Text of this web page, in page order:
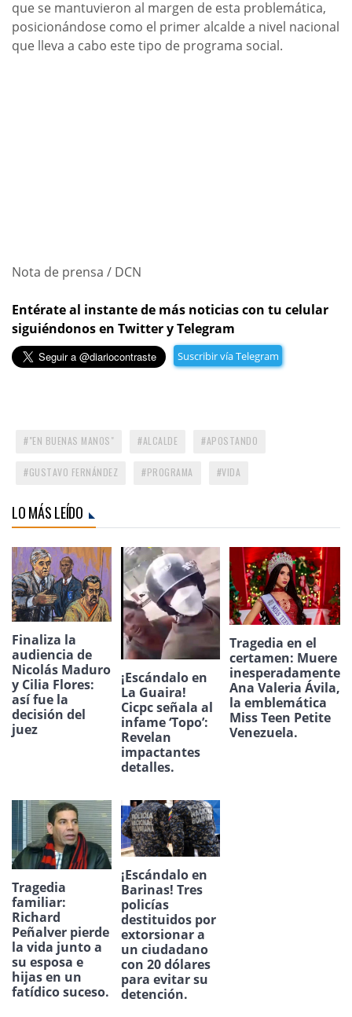
que se mantuvieron al margen de esta problemática,
posicionándose como el primer alcalde a nivel nacional
que lleva a cabo este tipo de programa social.
Nota de prensa / DCN
Entérate al instante de más noticias con tu celular
siguiéndonos en Twitter y Telegram
Suscribir vía Telegram
"EN BUENAS MANOS" ALCALDE APOSTANDO
GUSTAVO FERNÁNDEZ PROGRAMA VIDA
LO MÁS LEÍDO
Finaliza la
audiencia de
Nicolás Maduro
y Cilia Flores:
así fue la
decisión del
juez
¡Escándalo en
La Guaira!
Cicpc señala al
infame ‘Topo’:
Revelan
impactantes
detalles.
Tragedia en el
certamen: Muere
inesperadamente
Ana Valeria Ávila,
la emblemática
Miss Teen Petite
Venezuela.
Tragedia
familiar:
Richard
Peñalver pierde
la vida junto a
su esposa e
hijas en un
fatídico suceso.
¡Escándalo en
Barinas! Tres
policías
destituidos por
extorsionar a
un ciudadano
con 20 dólares
para evitar su
detención.